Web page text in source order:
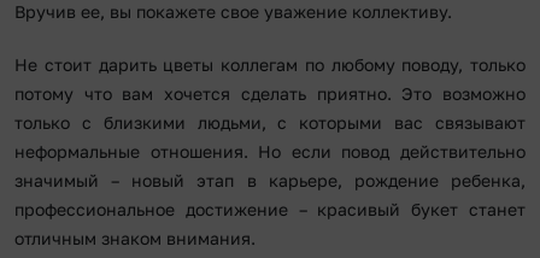
Вручив ее, вы покажете свое уважение коллективу.
Не стоит дарить цветы коллегам по любому поводу, только
потому что вам хочется сделать приятно. Это возможно
только с близкими людьми, с которыми вас связывают
неформальные отношения. Но если повод действительно
значимый – новый этап в карьере, рождение ребенка,
профессиональное достижение – красивый букет станет
отличным знаком внимания.